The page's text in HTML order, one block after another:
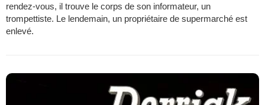
rendez-vous, il trouve le corps de son informateur, un
trompettiste. Le lendemain, un propriétaire de supermarché est
enlevé.